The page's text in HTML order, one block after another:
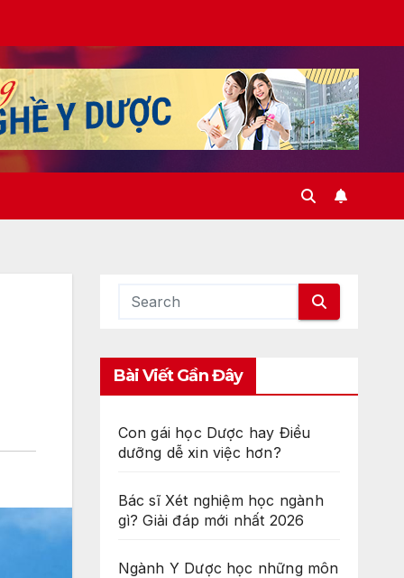
Bài Viết Gần Đây
Con gái học Dược hay Điều
dưỡng dễ xin việc hơn?
Bác sĩ Xét nghiệm học ngành
gì? Giải đáp mới nhất 2026
Ngành Y Dược học những môn